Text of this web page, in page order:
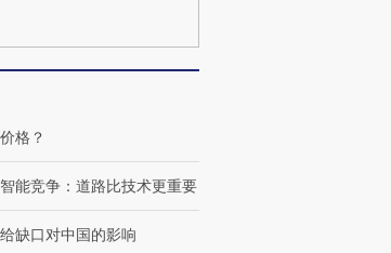
度Z世代 用街头抗争将教
育部长拱下台
格？
能竞争：道路比技术更重要
缺口对中国的影响